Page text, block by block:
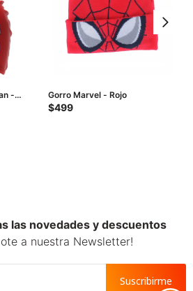
-
Gorro Marvel - Rojo
$499
las novedades y descuentos
a nuestra Newsletter!
Suscribirme